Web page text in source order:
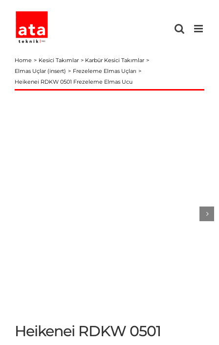
content
Home Kesici Takımlar
Karbür Kesici Takımlar
Elmas Uçlar (insert)
Frezeleme Elmas Uçları
Heikenei RDKW 0501 Frezeleme Elmas Ucu
Heikenei RDKW 0501